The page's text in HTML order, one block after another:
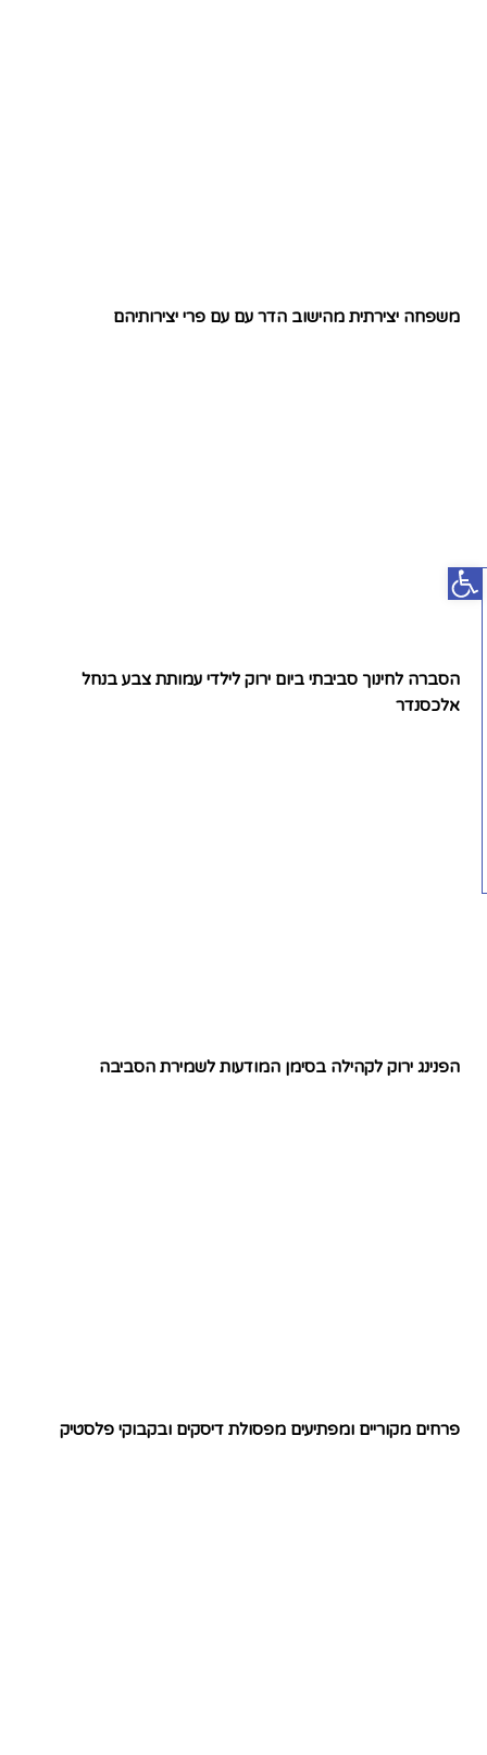
משפחה יצירתית מהישוב הדר עם עם פרי יצירותיהם
הסברה לחינוך סביבתי ביום ירוק לילדי עמותת צבע בנחל
אלכסנדר
הפנינג ירוק לקהילה בסימן המודעות לשמירת הסביבה
פרחים מקוריים ומפתיעים מפסולת דיסקים ובקבוקי פלסטיק
פתח סרגל נגישות